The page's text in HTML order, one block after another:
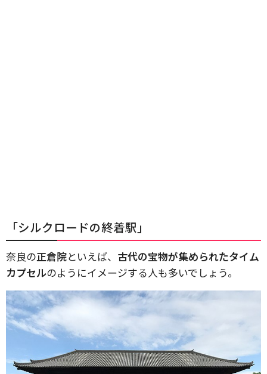
「シルクロードの終着駅」
奈良の正倉院といえば、 古代の宝物が集められたタイム
カプセルのようにイメージする人も多いでしょう。